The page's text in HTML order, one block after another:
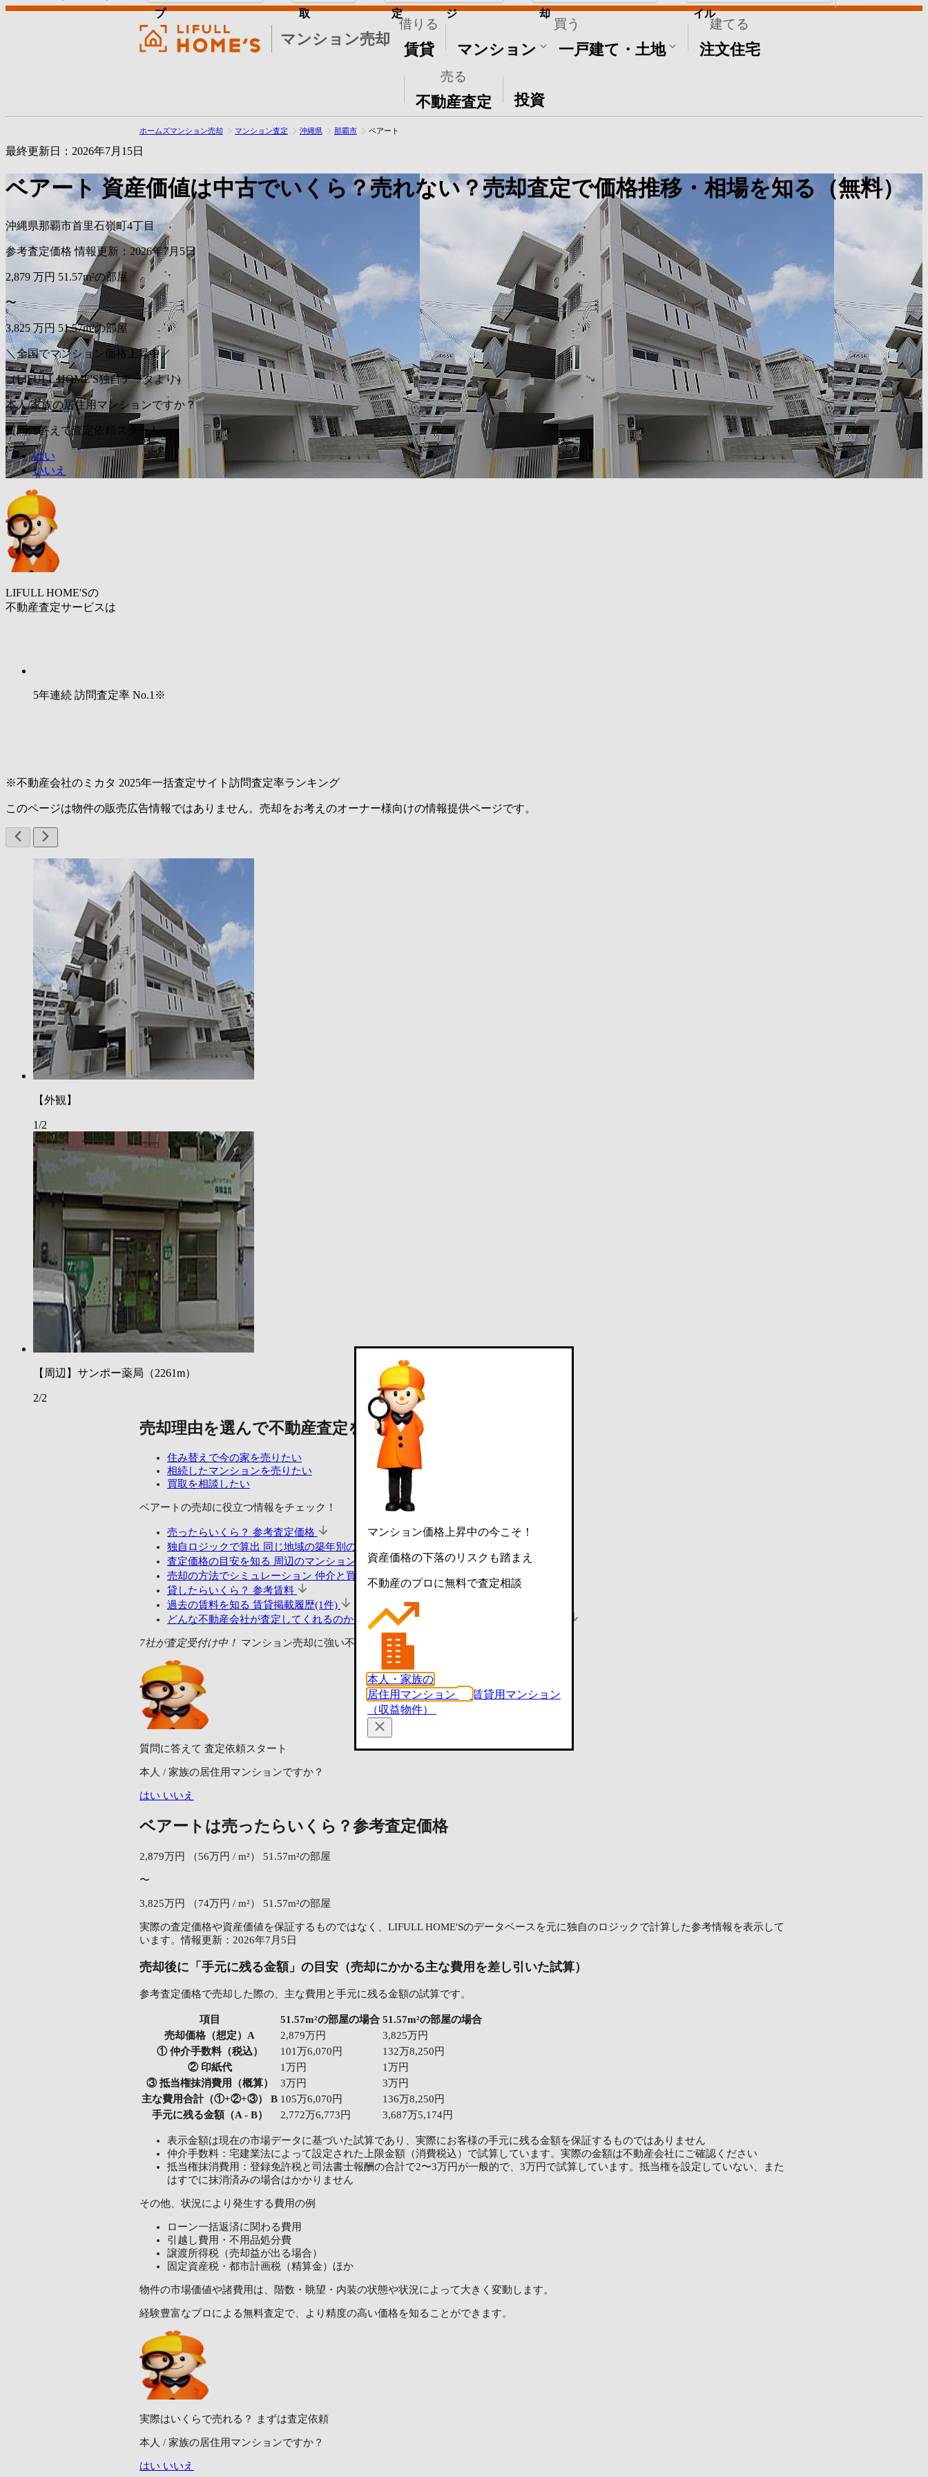
マンション売却
借りる
賃貸
買う
マンション 一戸建て・土地
建てる
注文住宅
売る
不動産査定
その他
投資
プ 取 定 ジ 却 イル
ホームズマンション売却 マンション査定 沖縄県 那覇市 ベアート
最終更新日：2026年7月15日
ベアート 資産価値は中古でいくら？売れない？売却査定で価格推移・相場を知る（無料）
沖縄県那覇市首里石嶺町4丁目
参考査定価格 情報更新：2026年7月5日
2,879 万円 51.57m²の部屋
〜
3,825 万円 51.57m²の部屋
＼全国でマンション価格上昇中／
（LIFULL HOME'S独自データより）
本人/家族の居住用マンションですか？
質問に答えて査定依頼スタート
はい
いいえ
LIFULL HOME'Sの
不動産査定サービスは
5年連続 訪問査定率 No.1 ※
※不動産会社のミカタ 2025年一括査定サイト訪問査定率ランキング
このページは物件の販売広告情報ではありません。売却をお考えのオーナー様向けの情報提供ページです。
【外観】
1/2
【周辺】サンポー薬局（2261m）
2/2
売却理由を選んで不動産査定を依頼する
住み替えで今の家を売りたい
相続したマンションを売りたい
買取を相談したい
ベアートの売却に役立つ情報をチェック！
売ったらいくら？ 参考査定価格
独自ロジックで算出 同じ地域の築年別の平均価格
査定価格の目安を知る 周辺のマンションと比較
売却の方法でシミュレーション 仲介と買取の違いをチェック
貸したらいくら？ 参考賃料
過去の賃料を知る 賃貸掲載履歴(1件)
どんな不動産会社が査定してくれるのか見る査定・買取相談ができる不動産会社(7社)
7社が査定受付け中！ マンション売却に強い不動産会社に査定依頼
質問に答えて 査定依頼スタート
本人 / 家族の居住用マンションですか？
はい いいえ
ベアートは売ったらいくら？ 参考査定価格
2,879万円 （56万円 / m²） 51.57m²の部屋
〜
3,825万円 （74万円 / m²） 51.57m²の部屋
実際の査定価格や資産価値を保証するものではなく、LIFULL HOME'Sのデータベースを元に独自のロジックで計算した参考情報を表示して
います。情報更新：2026年7月5日
売却後に「手元に残る金額」の目安（売却にかかる主な費用を差し引いた試算）
参考査定価格で売却した際の、主な費用と手元に残る金額の試算です。
項目 51.57m²の部屋の場合 51.57m²の部屋の場合
売却価格（想定）A
2,879万円
3,825万円
① 仲介手数料（税込）
101万6,070円
132万8,250円
② 印紙代
1万円
1万円
③ 抵当権抹消費用（概算）
3万円
3万円
主な費用合計（①+②+③） B 105万6,070円
136万8,250円
手元に残る金額（A - B）
2,772万6,773円 3,687万5,174円
表示金額は現在の市場データに基づいた試算であり、実際にお客様の手元に残る金額を保証するものではありません
仲介手数料：宅建業法によって設定された上限金額（消費税込）で試算しています。実際の金額は不動産会社にご確認ください
抵当権抹消費用：登録免許税と司法書士報酬の合計で2〜3万円が一般的で、3万円で試算しています。抵当権を設定していない、また
はすでに抹消済みの場合はかかりません
その他、状況により発生する費用の例
ローン一括返済に関わる費用
引越し費用・不用品処分費
譲渡所得税（売却益が出る場合）
固定資産税・都市計画税（精算金）ほか
物件の市場価値や諸費用は、階数・眺望・内装の状態や状況によって大きく変動します。
経験豊富なプロによる無料査定で、より精度の高い価格を知ることができます。
実際はいくらで売れる？ まずは査定依頼
本人 / 家族の居住用マンションですか？
はい いいえ
マンション価格上昇中の今こそ！
資産価格の下落のリスクも踏まえ
不動産のプロに無料で査定相談
本人・家族の
居住用マンション
賃貸用マンション
（収益物件）